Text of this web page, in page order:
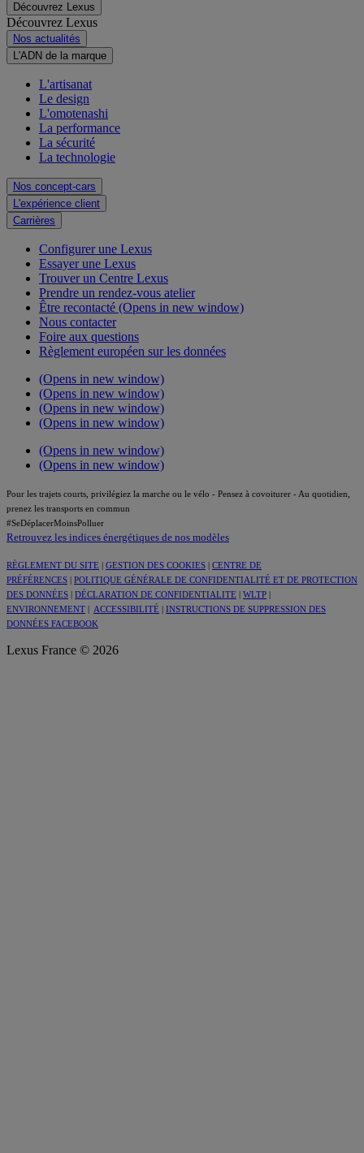
Découvrez Lexus
Découvrez Lexus
Nos actualités
L'ADN de la marque
L'artisanat
Le design
L'omotenashi
La performance
La sécurité
La technologie
Nos concept-cars
L'expérience client
Carrières
Configurer une Lexus
Essayer une Lexus
Trouver un Centre Lexus
Prendre un rendez-vous atelier
Être recontacté (Opens in new window)
Nous contacter
Foire aux questions
Règlement européen sur les données
(Opens in new window)
(Opens in new window)
(Opens in new window)
(Opens in new window)
(Opens in new window)
(Opens in new window)
Pour les trajets courts, privilégiez la marche ou le vélo - Pensez à covoiturer - Au quotidien,
prenez les transports en commun
#SeDéplacerMoinsPolluer
Retrouvez les indices énergétiques de nos modèles
RÈGLEMENT DU SITE | GESTION DES COOKIES | CENTRE DE
PRÉFÉRENCES | POLITIQUE GÉNÉRALE DE CONFIDENTIALITÉ ET DE PROTECTION
DES DONNÉES | DÉCLARATION DE CONFIDENTIALITE | WLTP |
ENVIRONNEMENT | ACCESSIBILITÉ | INSTRUCTIONS DE SUPPRESSION DES
DONNÉES FACEBOOK
Lexus France © 2026